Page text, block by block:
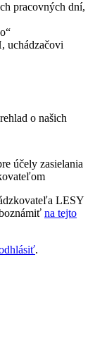
pracovných dní,
uchádzačovi
o našich
účely zasielania
LESY
na tejto
.